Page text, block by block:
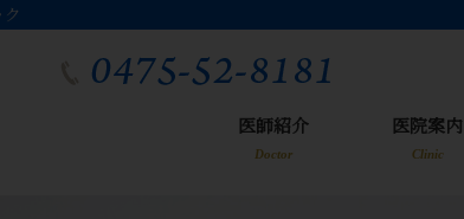
医師紹介
Doctor
医院案内
Clinic